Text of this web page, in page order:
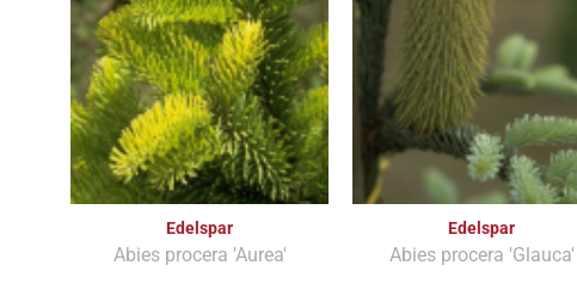
Edelspar
Abies procera 'Aurea'
Edelspar
Abies procera 'Glauca'